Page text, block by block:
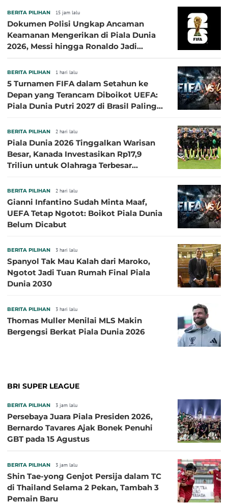
BERITA PILIHAN 15 jam lalu
Dokumen Polisi Ungkap Ancaman
Keamanan Mengerikan di Piala Dunia
2026, Messi hingga Ronaldo Jadi
BERITA PILIHAN 1 hari lalu
5 Turnamen FIFA dalam Setahun ke
Depan yang Terancam Diboikot UEFA:
Piala Dunia Putri 2027 di Brasil Paling
BERITA PILIHAN 2 hari lalu
Piala Dunia 2026 Tinggalkan Warisan
Besar, Kanada Investasikan Rp17,9
Triliun untuk Olahraga Terbesar
BERITA PILIHAN 2 hari lalu
Gianni Infantino Sudah Minta Maaf,
UEFA Tetap Ngotot: Boikot Piala Dunia
Belum Dicabut
BERITA PILIHAN 3 hari lalu
Spanyol Tak Mau Kalah dari Maroko,
Ngotot Jadi Tuan Rumah Final Piala
Dunia 2030
BERITA PILIHAN 3 hari lalu
Thomas Muller Menilai MLS Makin
Bergengsi Berkat Piala Dunia 2026
BRI SUPER LEAGUE
BERITA PILIHAN 3 jam lalu
Persebaya Juara Piala Presiden 2026,
Bernardo Tavares Ajak Bonek Penuhi
GBT pada 15 Agustus
BERITA PILIHAN 3 jam lalu
Shin Tae-yong Genjot Persija dalam TC
di Thailand Selama 2 Pekan, Tambah 3
Pemain Baru